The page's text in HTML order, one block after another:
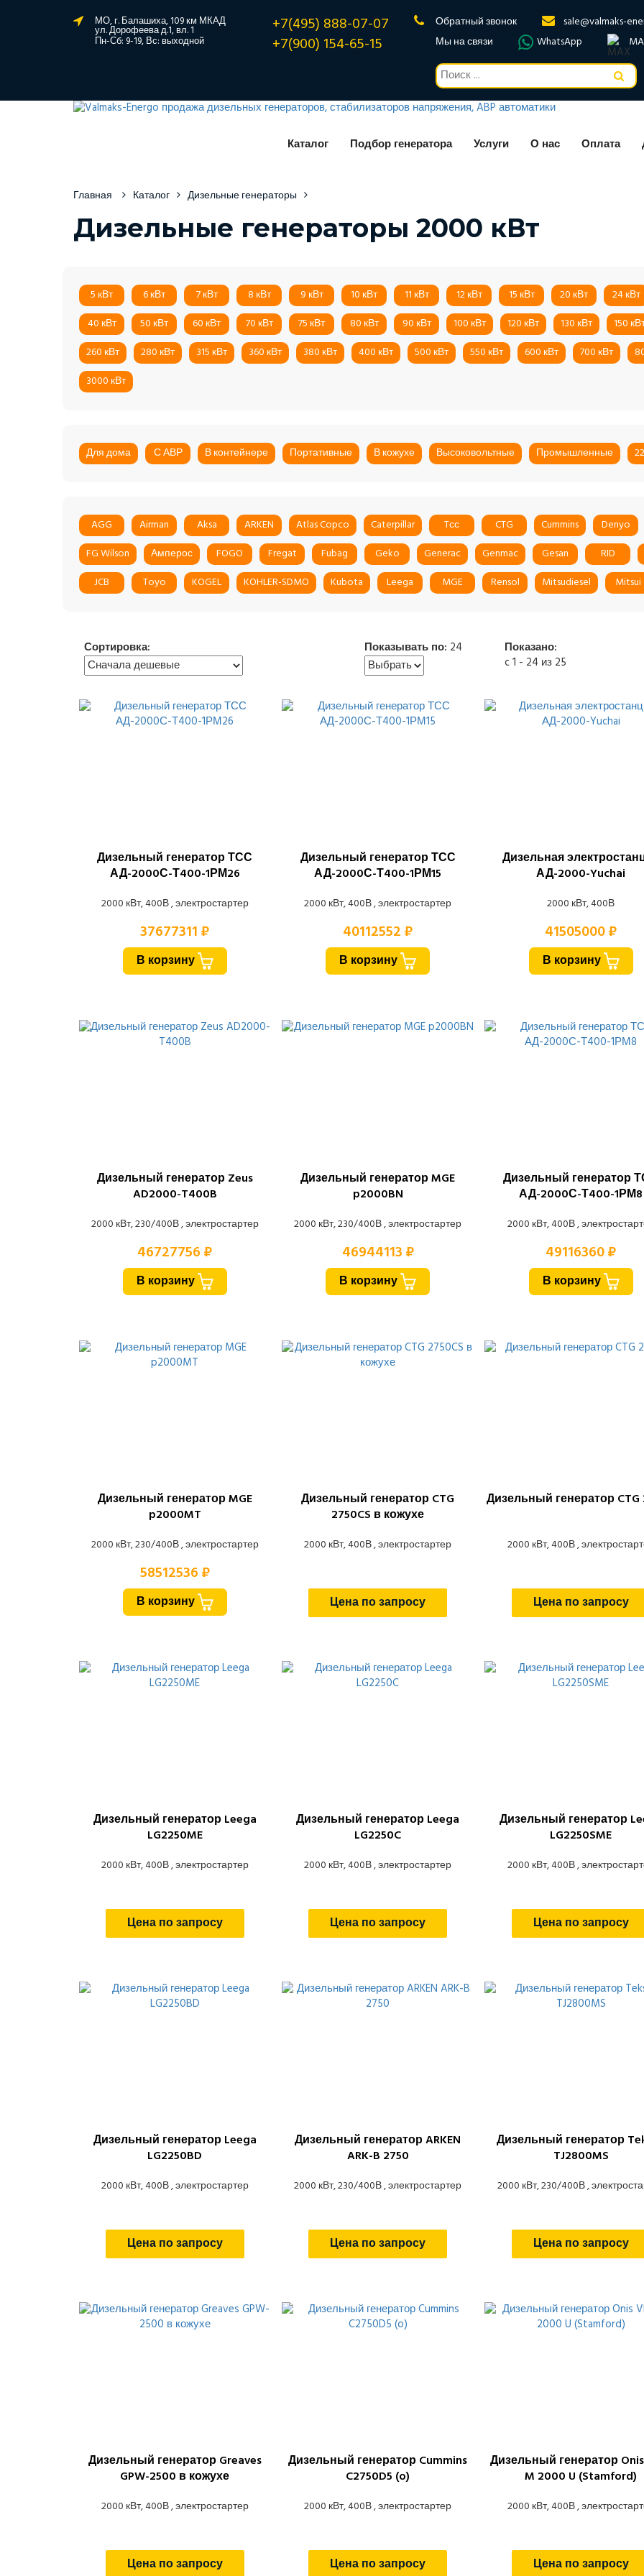
МО, г. Балашиха, 109 км МКАД
ул. Дорофеева д.1, вл. 1
Пн-Сб: 9-19, Вс: выходной
+7(495) 888-07-07
+7(900) 154-65-15
Обратный звонок
sale@valmaks-
Мы на связи
WhatsApp
Каталог Подбор генератора Услуги О нас Оплата
Главная Каталог Дизельные генераторы
Дизельные генераторы 2000 кВт
5 кВт 6 кВт 7 кВт 8 кВт 9 кВт 10 кВт 11 кВт 12 кВт 15 кВт 20 кВт 24 кВт
40 кВт
50 кВт 60 кВт 70 кВт 75 кВт 80 кВт 90 кВт 100 кВт 120 кВт 130 кВт 150
260 кВт
280 кВт 315 кВт 360 кВт 380 кВт 400 кВт 500 кВт 550 кВт 600 кВт 700 кВт
3000 кВт
Для дома С АВР В контейнере Портативные В кожухе Высоковольтные Промышленные
AGG Airman Aksa ARKEN Atlas Copco Caterpillar Tсс CTG Cummins Denyo
FG Wilson
Амперос FOGO Fregat Fubag Geko Generac Genmac Gesan RID
JCB
Toyo KOGEL KOHLER-SDMO Kubota Leega MGE Rensol Mitsudiesel Mitsui
Сортировка: Показывать по: 24
Показано:
c 1 - 24 из 25
Дизельный генератор ТСС
АД-2000С-Т400-1РМ26
2000 кВт, 400В , электростартер
37677311 ₽
В корзину
Дизельный генератор ТСС
АД-2000С-Т400-1РМ15
2000 кВт, 400В , электростартер
40112552 ₽
В корзину
Дизельная
АД-2000-Yuchai
2000 кВт, 400В
41505000 ₽
В корзину
Дизельный генератор Zeus
AD2000-T400B
2000 кВт, 230/400В , электростартер
46727756 ₽
В корзину
Дизельный генератор MGE
p2000BN
2000 кВт, 230/400В , электростартер
46944113 ₽
В корзину
Дизельный генератор
АД-2000С-Т400-1РМ8
2000 кВт, 400В ,
49116360 ₽
В корзину
Дизельный генератор MGE
p2000MT
2000 кВт, 230/400В , электростартер
58512536 ₽
В корзину
Дизельный генератор CTG
2750CS в кожухе
2000 кВт, 400В , электростартер
Цена по запросу
Дизельный генератор CTG
2000 кВт, 400В ,
Цена по запросу
Дизельный генератор Leega
LG2250ME
2000 кВт, 400В , электростартер
Цена по запросу
Дизельный генератор Leega
LG2250C
2000 кВт, 400В , электростартер
Цена по запросу
Дизельный генератор
LG2250SME
2000 кВт, 400В ,
Цена по запросу
Дизельный генератор Leega
LG2250BD
2000 кВт, 400В , электростартер
Цена по запросу
Дизельный генератор ARKEN
ARK-B 2750
2000 кВт, 230/400В , электростартер
Цена по запросу
Дизельный генератор
TJ2800MS
2000 кВт, 230/400В ,
Цена по запросу
Дизельный генератор Greaves
GPW-2500 в кожухе
2000 кВт, 400В , электростартер
Цена по запросу
Дизельный генератор Cummins
C2750D5 (o)
2000 кВт, 400В , электростартер
Цена по запросу
Дизельный генератор
M 2000 U (Stamford)
2000 кВт, 400В ,
Цена по запросу